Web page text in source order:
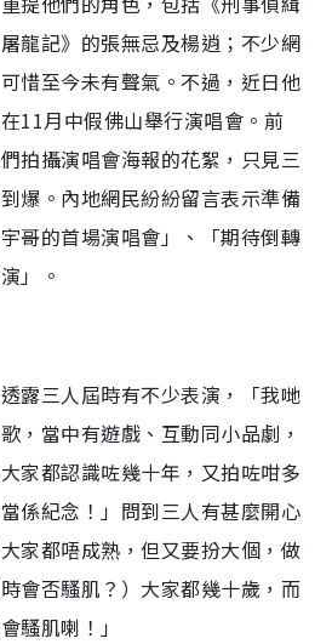
龍記》的張無忌及楊逍；不少網
惜至今未有聲氣。不過，近日他
11月中假佛山舉行演唱會。前
拍攝演唱會海報的花絮，只見三
爆。內地網民紛紛留言表示準備
哥的首場演唱會」、「期待倒轉
」。
露三人屆時有不少表演，「我哋
，當中有遊戲、互動同小品劇，
家都認識咗幾十年，又拍咗咁多
係紀念！」問到三人有甚麼開心
家都唔成熟，但又要扮大個，做
會否騷肌？）大家都幾十歲，而
騷肌喇！」